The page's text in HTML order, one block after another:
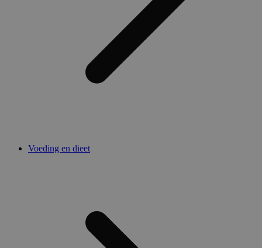
Voeding en dieet